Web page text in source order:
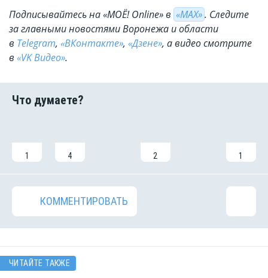
Подписывайтесь на «МОЁ! Online» в «МАХ». Cледите
за главными новостями Воронежа и области
в Telegram, «ВКонтакте», «Дзене», а видео смотрите
в «VK Видео».
1 4 2 1
КОММЕНТИРОВАТЬ
ЧИТАЙТЕ ТАКЖЕ